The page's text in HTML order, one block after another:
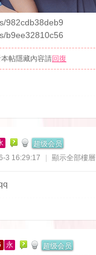
982cdb38deb9
b9ee32810c56
帖隱藏內容請回復
超级会员
3 16:29:17 顯示全部樓層
永 超级会员